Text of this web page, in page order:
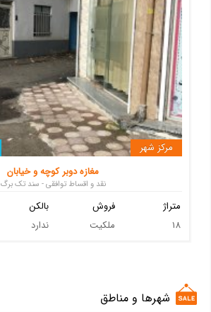
مرکز شهر
مغازه دوبر کوچه و خیابان
نقد و اقساط توافقی - سند تک برگ
بالکن
ندارد
فروش
ملکیت
متراژ
18
شهرها و مناطق